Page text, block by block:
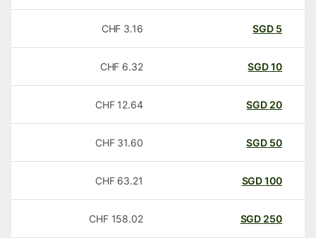
SGD
3.16
CHF
SGD
6.32
CHF
20
SGD
12.64
CHF
50
SGD
31.60
CHF
100
SGD
63.21
CHF
250
SGD
158.02
CHF